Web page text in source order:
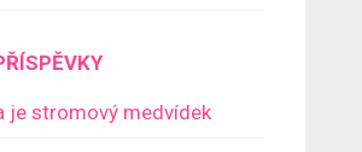
je stromový medvídek